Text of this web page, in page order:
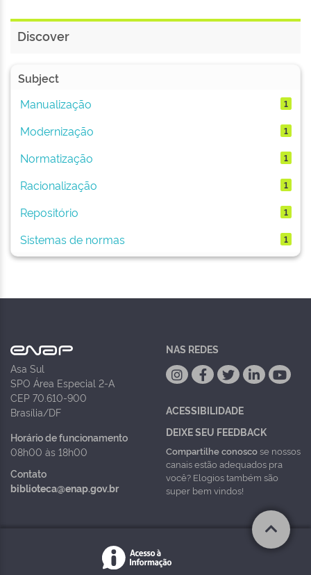
Discover
Subject
Manualização
1
Modernização 1
Normatização 1
Racionalização 1
Repositório 1
Sistemas de normas 1
Asa Sul
SPO Área Especial 2-A
CEP 70.610-900
Brasília/DF
Horário de funcionamento
08h00 às 18h00
Contato
biblioteca@enap.gov.br
NAS REDES
ACESSIBILIDADE
DEIXE SEU FEEDBACK
Compartilhe conoscose nossos
canais estão adequados pra
você? Elogios também são
super bem vindos!